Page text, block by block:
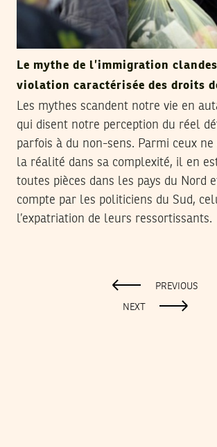
Le mythe de l’immigration
violation caractérisée des droits
Les mythes scandent notre vie en
qui disent notre perception du réel
parfois à du non-sens. Parmi ceux
la réalité dans sa complexité, il en
toutes pièces dans les pays du Nord
compte par les politiciens du Sud,
l’expatriation de leurs ressortissants.
PREVIOUS
NEXT